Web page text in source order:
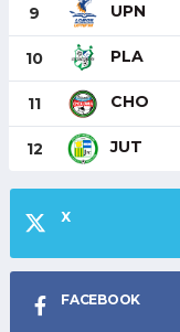
9 UPN
10 PLA
11 CHO
12 JUT
X
FACEBOOK